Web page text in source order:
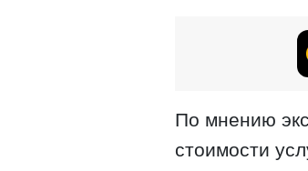
По мнению
стоимости